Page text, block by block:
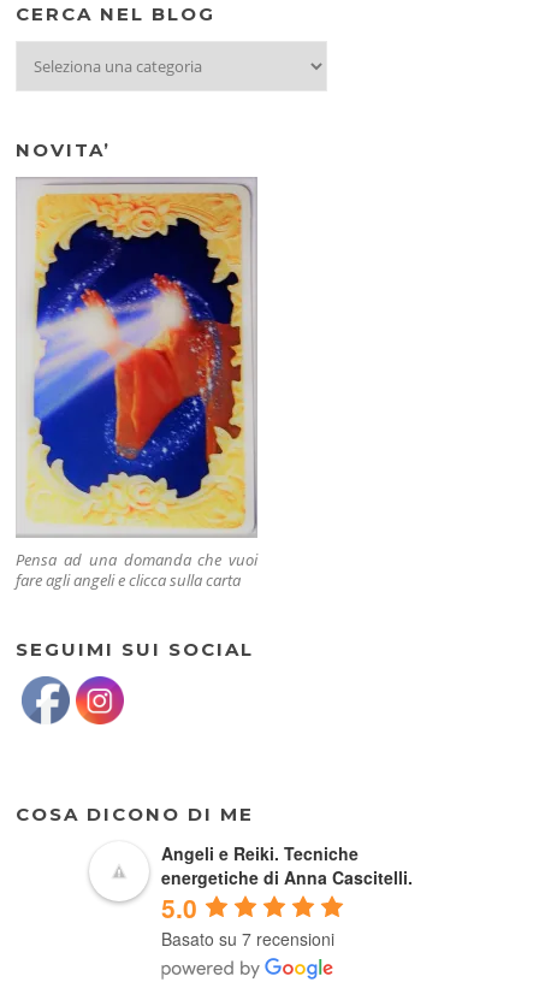
CERCA NEL BLOG
NEL
NOVITA’
Pensa ad una domanda che vuoi
fare agli angeli e clicca sulla carta
SEGUIMI SUI SOCIAL
COSA DICONO DI ME
Angeli e Reiki. Tecniche
energetiche di Anna Cascitelli.
5.0
Basato su 7 recensioni